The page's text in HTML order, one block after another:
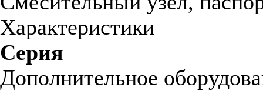
Характеристики
Серия
Дополнительное